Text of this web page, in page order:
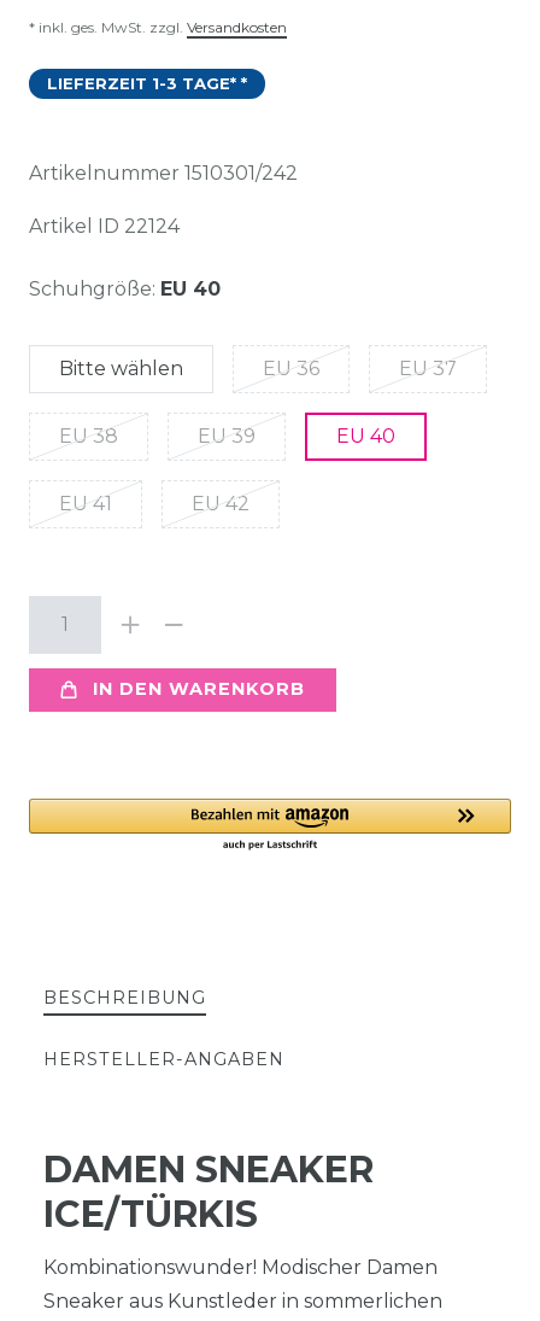
* inkl. ges. MwSt. zzgl. Versandkosten
LIEFERZEIT 1-3 TAGE* *
Artikelnummer 1510301/242
Artikel ID 22124
Schuhgröße: EU 40
Bitte wählen EU 36 EU 37
EU 38 EU 39 EU 40
EU 41 EU 42
IN DEN WARENKORB
BESCHREIBUNG
HERSTELLER-ANGABEN
DAMEN SNEAKER
ICE/TÜRKIS
Kombinationswunder! Modischer Damen
Sneaker aus Kunstleder in sommerlichen